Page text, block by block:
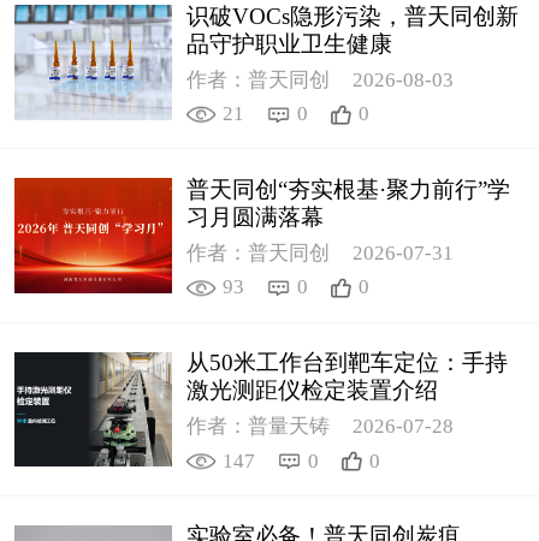
识破VOCs隐形污染，普天同创新
品守护职业卫生健康
作者：普天同创
2026-08-03
21
0 0
普天同创“夯实根基·聚力前行”学
习月圆满落幕
作者：普天同创
2026-07-31
93
0 0
从50米工作台到靶车定位：手持
激光测距仪检定装置介绍
作者：普量天铸
2026-07-28
147
0 0